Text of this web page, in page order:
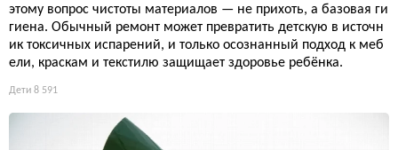
этому вопрос чистоты материалов — не прихоть, а базовая ги
гиена. Обычный ремонт может превратить детскую в источн
ик токсичных испарений, и только осознанный подход к меб
ели, краскам и текстилю защищает здоровье ребёнка.
Дети 8 591